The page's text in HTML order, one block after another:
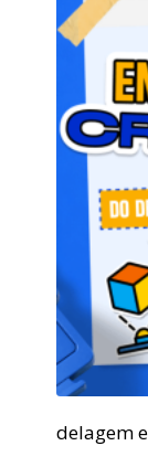
delagem